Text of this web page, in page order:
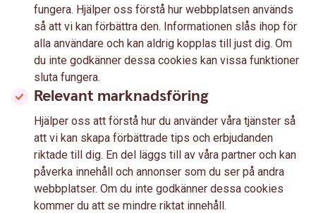
fungera. Hjälper oss förstå hur webbplatsen används
så att vi kan förbättra den. Informationen slås ihop för
alla användare och kan aldrig kopplas till just dig. Om
du inte godkänner dessa cookies kan vissa funktioner
sluta fungera.
Relevant marknadsföring
Hjälper oss att förstå hur du använder våra tjänster så
att vi kan skapa förbättrade tips och erbjudanden
riktade till dig. En del läggs till av våra partner och kan
påverka innehåll och annonser som du ser på andra
webbplatser. Om du inte godkänner dessa cookies
kommer du att se mindre riktat innehåll.